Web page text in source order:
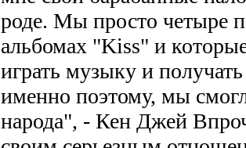
роде. Мы просто четыре
альбомах "Kiss" и
играть музыку и
именно поэтому, мы
народа", - Кен Джей